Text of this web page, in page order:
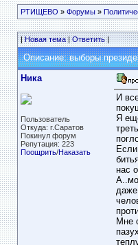
РТИЩЕВО » Форумы»
|Новая тема|Ответить|
Описание: выборы
Ника
Пользователь
Откуда: г.Саратов
Покинул форум
Репутация: 223
Поощрить/Наказать
И
Я
нас
Мне